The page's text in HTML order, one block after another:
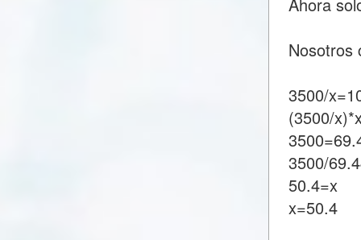
Nosotros
3500/
(3500/
3500/
50.4=x
x=50.4